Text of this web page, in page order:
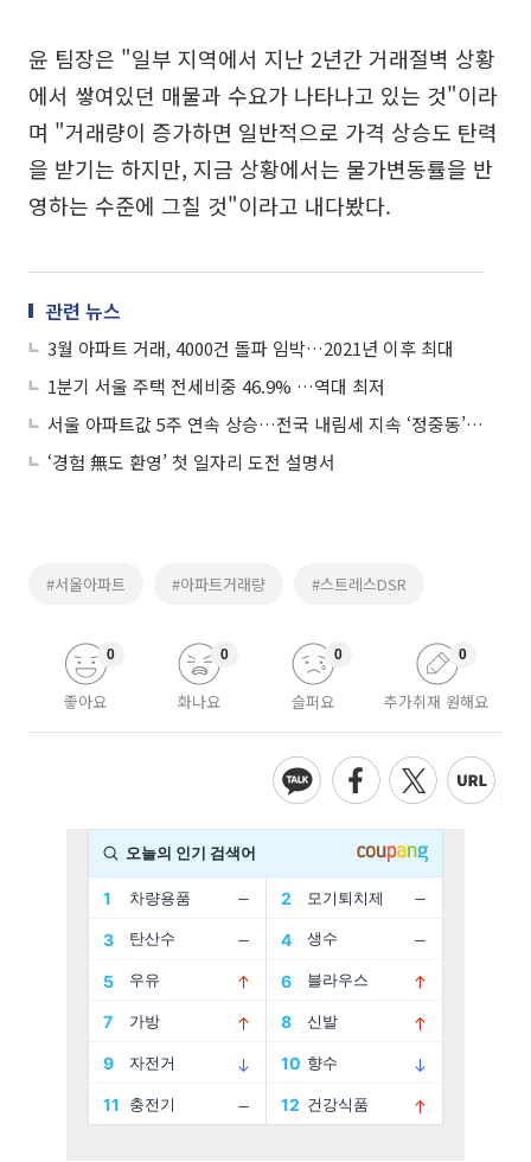
윤 팀장은 "일부 지역에서 지난 2년간 거래절벽 상황
에서 쌓여있던 매물과 수요가 나타나고 있는 것"이라
며 "거래량이 증가하면 일반적으로 가격 상승도 탄력
을 받기는 하지만, 지금 상황에서는 물가변동률을 반
영하는 수준에 그칠 것"이라고 내다봤다.
관련 뉴스
3월 아파트 거래, 4000건 돌파 임박…2021년 이후 최대
1분기 서울 주택 전세비중 46.9% …역대 최저
서울 아파트값 5주 연속 상승…전국 내림세 지속 ‘정중동’ 행보
‘경험 無도 환영’ 첫 일자리 도전 설명서
#서울아파트 #아파트거래량 #스트레스DSR
좋아요
0
화나요
0
슬퍼요
0
추가취재 원해요
0